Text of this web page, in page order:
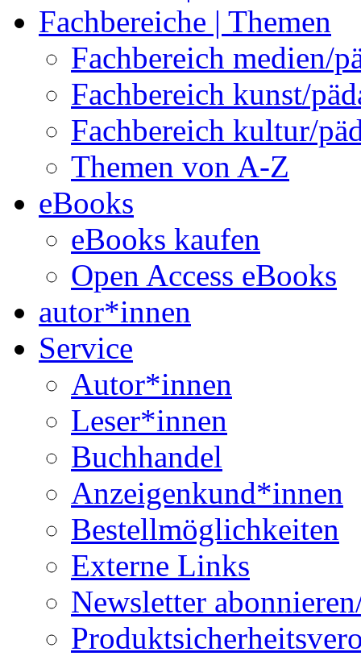
Fachbereiche | Themen
Fachbereich medien/
Fachbereich kunst/
Fachbereich kultur/
Themen von A-Z
eBooks
eBooks kaufen
Open Access eBooks
autor*innen
Service
Autor*innen
Leser*innen
Buchhandel
Anzeigenkund*innen
Bestellmöglichkeiten
Externe Links
Newsletter